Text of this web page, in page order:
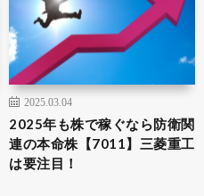
2025.03.04
2025年も株で稼ぐなら防衛関
連の本命株【7011】三菱重工
は要注目！